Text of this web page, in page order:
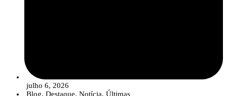
julho 6, 2026
Blog, Destaque, Notícia, Últimas